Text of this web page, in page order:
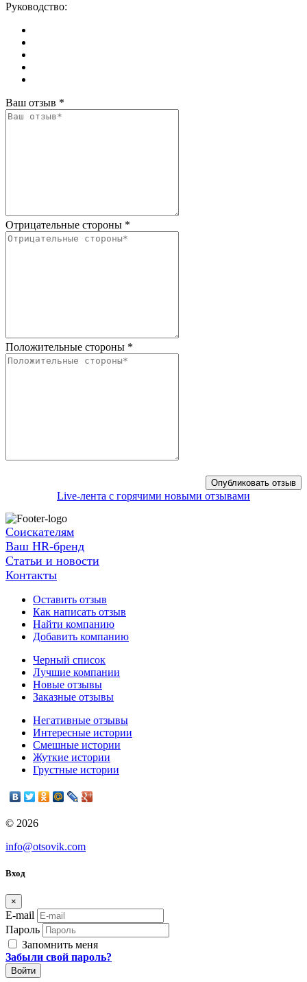
Руководство:
Ваш отзыв *
Отрицательные стороны *
Положительные стороны *
Live-лента с горячими новыми отзывами
Соискателям
Ваш HR-бренд
Статьи и новости
Контакты
Оставить отзыв
Как написать отзыв
Найти компанию
Добавить компанию
Черный список
Лучшие компании
Новые отзывы
Заказные отзывы
Негативные отзывы
Интересные истории
Смешные истории
Жуткие истории
Грустные истории
© 2026
info@otsovik.com
Вход
×
E-mail
Пароль
Запомнить меня
Забыли свой пароль?